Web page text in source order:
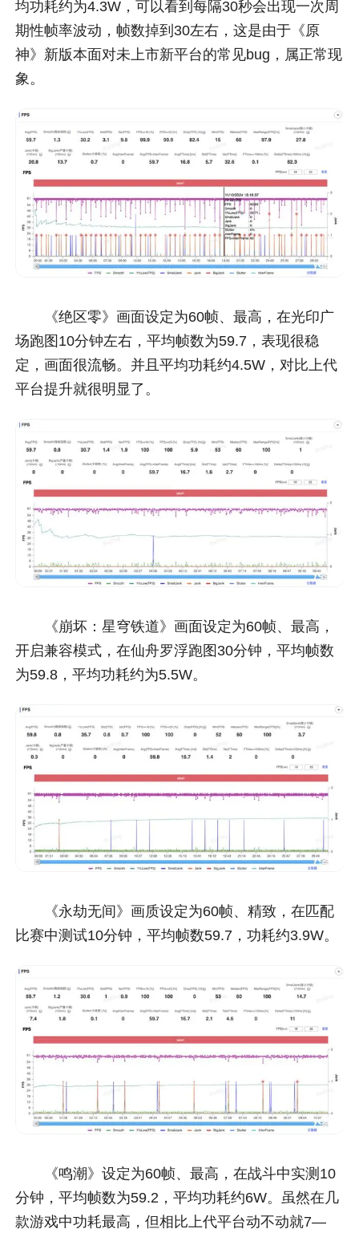
均功耗约为4.3W，可以看到每隔30秒会出现一次周
期性帧率波动，帧数掉到30左右，这是由于《原
神》新版本面对未上市新平台的常见bug，属正常现
象。
《绝区零》画面设定为60帧、最高，在光印广
场跑图10分钟左右，平均帧数为59.7，表现很稳
定，画面很流畅。并且平均功耗约4.5W，对比上代
平台提升就很明显了。
《崩坏：星穹铁道》画面设定为60帧、最高，
开启兼容模式，在仙舟罗浮跑图30分钟，平均帧数
为59.8，平均功耗约为5.5W。
《永劫无间》画质设定为60帧、精致，在匹配
比赛中测试10分钟，平均帧数59.7，功耗约3.9W。
《鸣潮》设定为60帧、最高，在战斗中实测10
分钟，平均帧数为59.2，平均功耗约6W。虽然在几
款游戏中功耗最高，但相比上代平台动不动就7—